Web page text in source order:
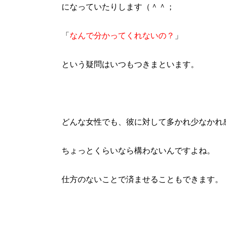
になっていたりします（＾＾；
「 なんで分かってくれないの？ 」
という疑問はいつもつきまといます。
どんな女性でも、彼に対して多かれ少なかれ
ちょっとくらいなら構わないんですよね。
仕方のないことで済ませることもできます。